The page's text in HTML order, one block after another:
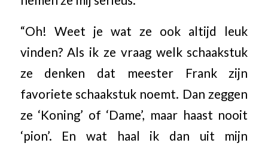
“Oh! Weet je wat ze ook altijd leuk
vinden? Als ik ze vraag welk schaakstuk
ze denken dat meester Frank zijn
favoriete schaakstuk noemt. Dan zeggen
ze ‘Koning’ of ‘Dame’, maar haast nooit
‘pion’. En wat haal ik dan uit mijn